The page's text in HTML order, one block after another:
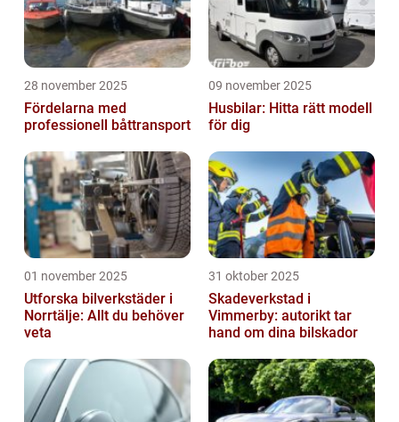
28 november 2025
Fördelarna med
professionell båttransport
09 november 2025
Husbilar: Hitta rätt modell
för dig
01 november 2025
Utforska bilverkstäder i
Norrtälje: Allt du behöver
veta
31 oktober 2025
Skadeverkstad i
Vimmerby: autorikt tar
hand om dina bilskador